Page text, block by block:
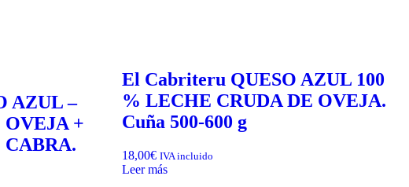
AZUL –
+
CABRA.
El Cabriteru QUESO AZUL 100
% LECHE CRUDA DE OVEJA.
Cuña 500-600 g
18,00€ IVA incluido
Leer más